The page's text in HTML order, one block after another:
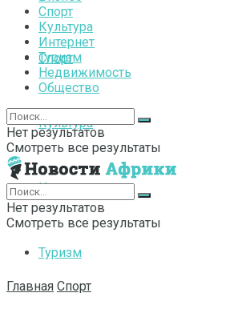
Спорт
Культура
Интернет
Туризм
Спорт
Культура
Интернет
Туризм
Недвижимость
Общество
Нет результатов
Смотреть все результаты
Нет результатов
Смотреть все результаты
Главная Спорт